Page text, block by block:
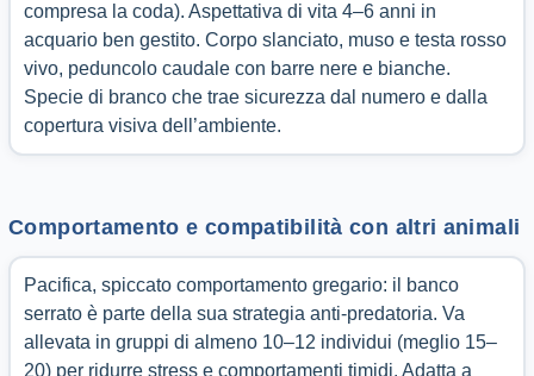
compresa la coda). Aspettativa di vita 4–6 anni in
acquario ben gestito. Corpo slanciato, muso e testa rosso
vivo, peduncolo caudale con barre nere e bianche.
Specie di branco che trae sicurezza dal numero e dalla
copertura visiva dell’ambiente.
Comportamento e compatibilità con altri animali
Pacifica, spiccato comportamento gregario: il banco
serrato è parte della sua strategia anti-predatoria. Va
allevata in gruppi di almeno 10–12 individui (meglio 15–
20) per ridurre stress e comportamenti timidi. Adatta a